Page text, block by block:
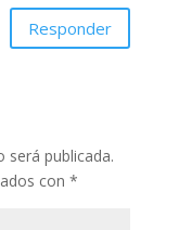
Responder
será publicada.
con *